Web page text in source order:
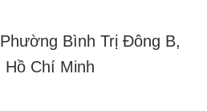
Bình Trị Đông B,
Hồ Chí Minh